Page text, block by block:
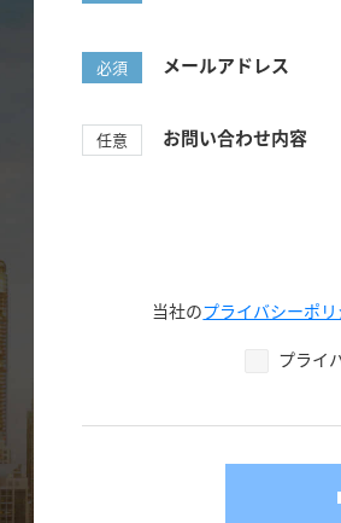
必須 メールアドレス
任意 お問い合わせ内容
当社のプライバシーポ
プライ